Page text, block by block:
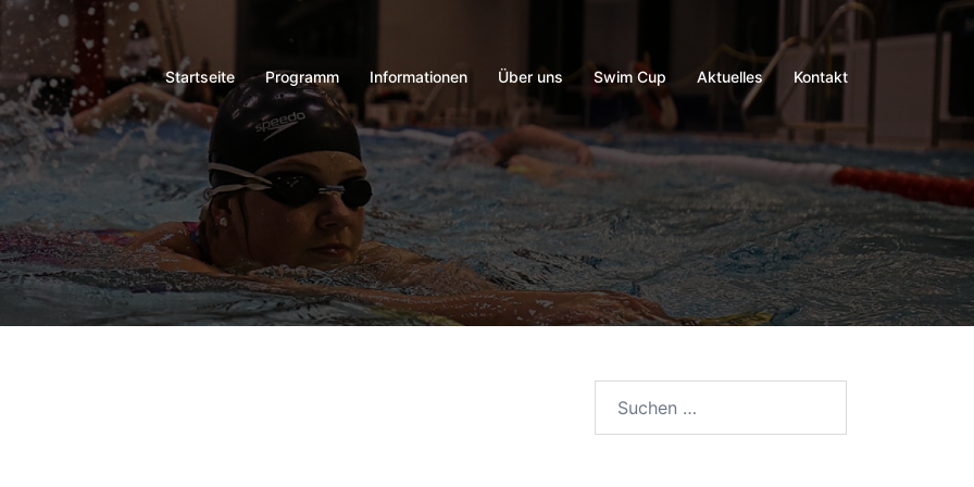
Startseite Programm Informationen Über uns Swim Cup Aktuelles Kontakt